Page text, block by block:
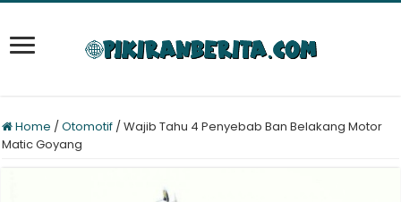
Home /Otomotif /Wajib Tahu 4 Penyebab Ban Belakang Motor
Matic Goyang